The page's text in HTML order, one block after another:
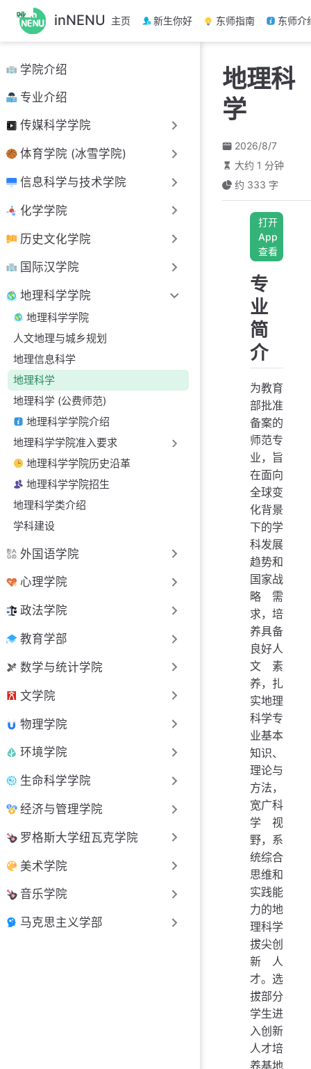
跳
至
主
要
內
容
inNENU 主页 新生你好 东师指南 东师介
学院介绍
专业介绍
传媒科学学院
体育学院 (冰雪学院)
信息科学与技术学院
化学学院
历史文化学院
国际汉学院
地理科学学院
地理科学学院
人文地理与城乡规划
地理信息科学
地理科学
地理科学 (公费师范)
地理科学学院介绍
地理科学学院准入要求
地理科学学院历史沿革
地理科学学院招生
地理科学类介绍
学科建设
外国语学院
心理学院
政法学院
教育学部
数学与统计学院
文学院
物理学院
环境学院
生命科学学院
经济与管理学院
罗格斯大学纽瓦克学院
美术学院
音乐学院
马克思主义学部
地理科
学
2026/8/7
大约 1 分钟
约 333 字
打开
App
查看
专
业
简
介
为教育
部批准
备案的
师范专
业，旨
在面向
全球变
化背景
下的学
科发展
趋势和
国家战
略需
求，培
养具备
良好人
文素
养，扎
实地理
科学专
业基本
知识、
理论与
方法，
宽广科
学视
野，系
统综合
思维和
实践能
力的地
理科学
拔尖创
新人
才。选
拔部分
学生进
入创新
人才培
养基地